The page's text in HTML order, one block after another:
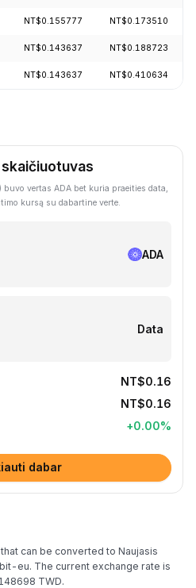
NT$0.155777 NT$0.173510
NT$0.143637 NT$0.188723
NT$0.143637 NT$0.410634
vertas ADA bet kuria praeities data,
kursą su dabartine verte.
ADA
Data
NT$0.16
NT$0.16
+0.00%
dabar
can be converted to Naujasis
eu. The current exchange rate is
TWD.